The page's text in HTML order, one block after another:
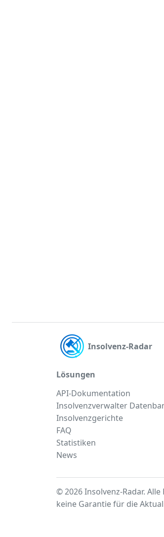
Insolvenz-Radar
Lösungen
API-Dokumentation
Insolvenzverwalter
Insolvenzgerichte
FAQ
Statistiken
News
© 2026 Insolvenz-Radar.
keine Garantie für die